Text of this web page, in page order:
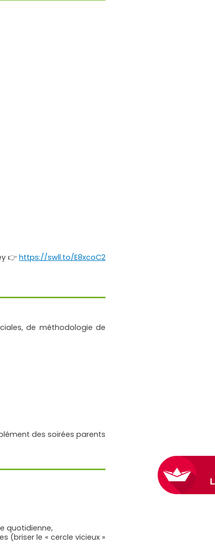
👉 https://swll.to/E8xcoC2
de méthodologie de
des soirées parents
quotidienne,
(briser le « cercle vicieux »